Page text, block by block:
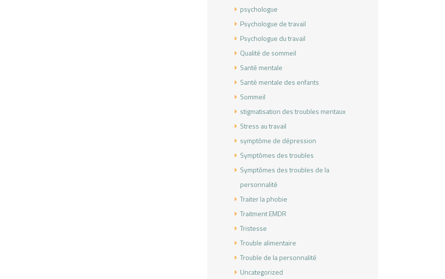
psychologue
Psychologue de travail
Psychologue du travail
Qualité de sommeil
Santé mentale
Santé mentale des enfants
Sommeil
stigmatisation des troubles mentaux
Stress au travail
symptôme de dépression
Symptômes des troubles
Symptômes des troubles de la
personnalité
Traiter la phobie
Traitment EMDR
Tristesse
Trouble alimentaire
Trouble de la personnalité
Uncategorized